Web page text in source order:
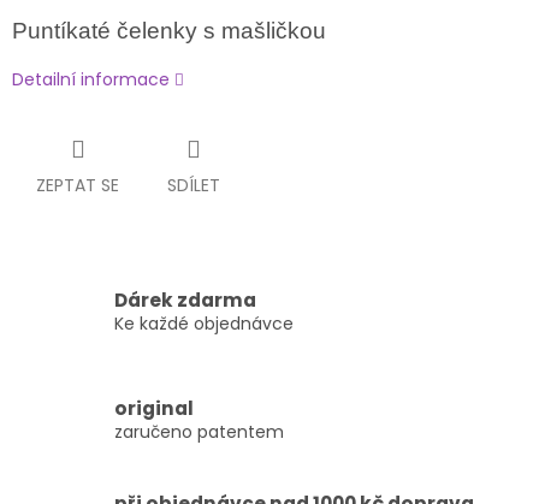
Puntíkaté čelenky s mašličkou
Detailní informace
ZEPTAT SE SDÍLET
Dárek zdarma
Ke každé objednávce
original
zaručeno patentem